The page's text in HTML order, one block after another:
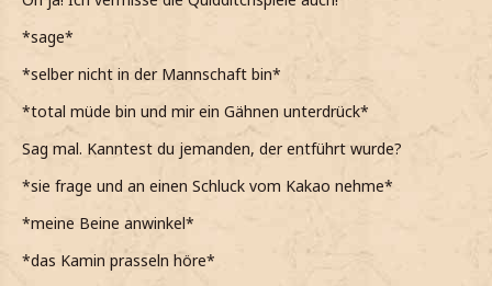
*sage*
*selber nicht in der Mannschaft bin*
*total müde bin und mir ein Gähnen unterdrück*
Sag mal. Kanntest du jemanden, der entführt wurde?
*sie frage und an einen Schluck vom Kakao nehme*
*meine Beine anwinkel*
*das Kamin prasseln höre*